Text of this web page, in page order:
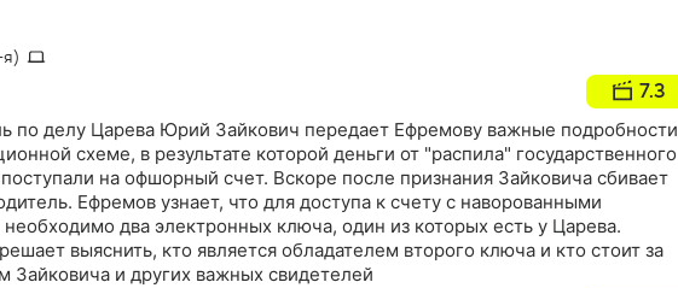
7.3
по делу Царева Юрий Зайкович передает Ефремову важные подробности
схеме, в результате которой деньги от "распила" государственного
на офшорный счет. Вскоре после признания Зайковича сбивает
Ефремов узнает, что для доступа к счету с наворованными
два электронных ключа, один из которых есть у Царева.
выяснить, кто является обладателем второго ключа и кто стоит за
Зайковича и других важных свидетелей